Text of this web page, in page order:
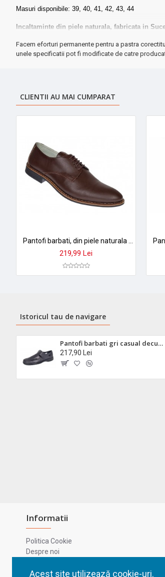
Acest site utilizează cookie-uri.
Masuri disponibile: 39, 40, 41, 42, 43, 44
Incaltaminte din piele naturala, fabricata in
Facem eforturi permanente pentru a pastra
unele specificatii pot fi modificate de catre
CLIENTII AU MAI CUMPARAT
Pantofi barbati, din piele naturala Negru, Maro, Belumarin - NIC184MBOX
219,99 Lei
Istoricul tau de navigare
Pantofi barbati gri casual decupati din piele naturala GKR24GRI
217,90 Lei
Informatii
Politica Cookie
Despre noi
Confidentialitate